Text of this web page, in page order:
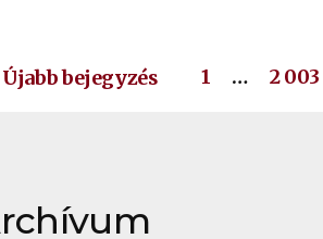
látásról
Újabb bejegyzés 1 … 2 003